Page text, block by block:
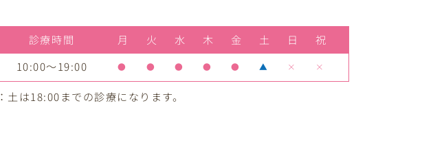
診療時間 月 火 水 木 金 土 日
祝
10:00～19:00
● ● ● ● ● ▲ × ×
：土 は18:00までの診療になります。